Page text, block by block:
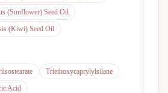
(Sunflower) Seed Oil
(Kiwi) Seed Oil
Triethoxycaprylylsilane
Acid